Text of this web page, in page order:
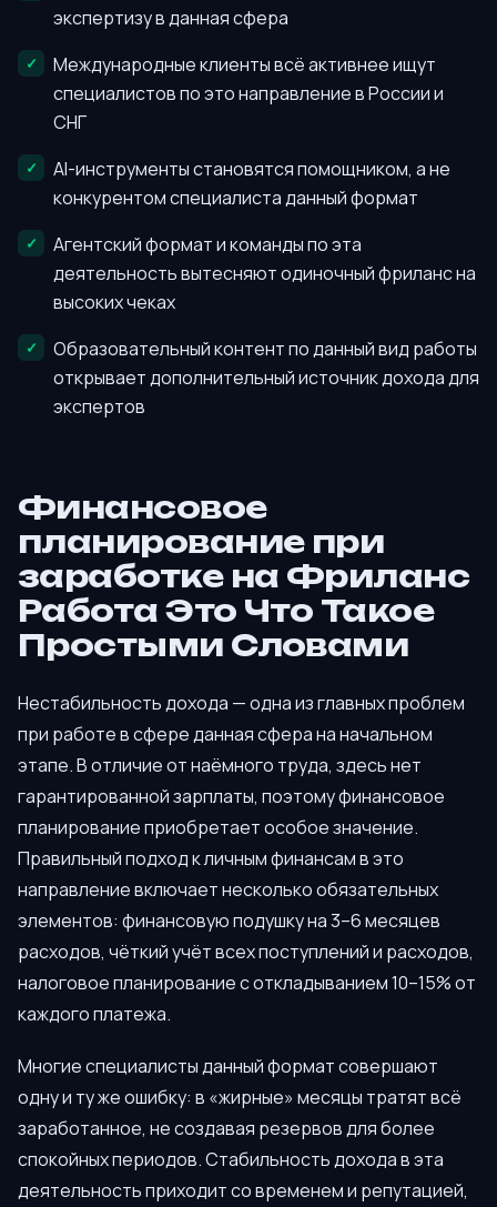
экспертизу в данная сфера
Международные клиенты всё активнее ищут
специалистов по это направление в России и
СНГ
AI-инструменты становятся помощником, а не
конкурентом специалиста данный формат
Агентский формат и команды по эта
деятельность вытесняют одиночный фриланс на
высоких чеках
Образовательный контент по данный вид работы
открывает дополнительный источник дохода для
экспертов
Финансовое
планирование при
заработке на Фриланс
Работа Это Что Такое
Простыми Словами
Нестабильность дохода — одна из главных проблем
при работе в сфере данная сфера на начальном
этапе. В отличие от наёмного труда, здесь нет
гарантированной зарплаты, поэтому финансовое
планирование приобретает особое значение.
Правильный подход к личным финансам в это
направление включает несколько обязательных
элементов: финансовую подушку на 3–6 месяцев
расходов, чёткий учёт всех поступлений и расходов,
налоговое планирование с откладыванием 10–15% от
каждого платежа.
Многие специалисты данный формат совершают
одну и ту же ошибку: в «жирные» месяцы тратят всё
заработанное, не создавая резервов для более
спокойных периодов. Стабильность дохода в эта
деятельность приходит со временем и репутацией,